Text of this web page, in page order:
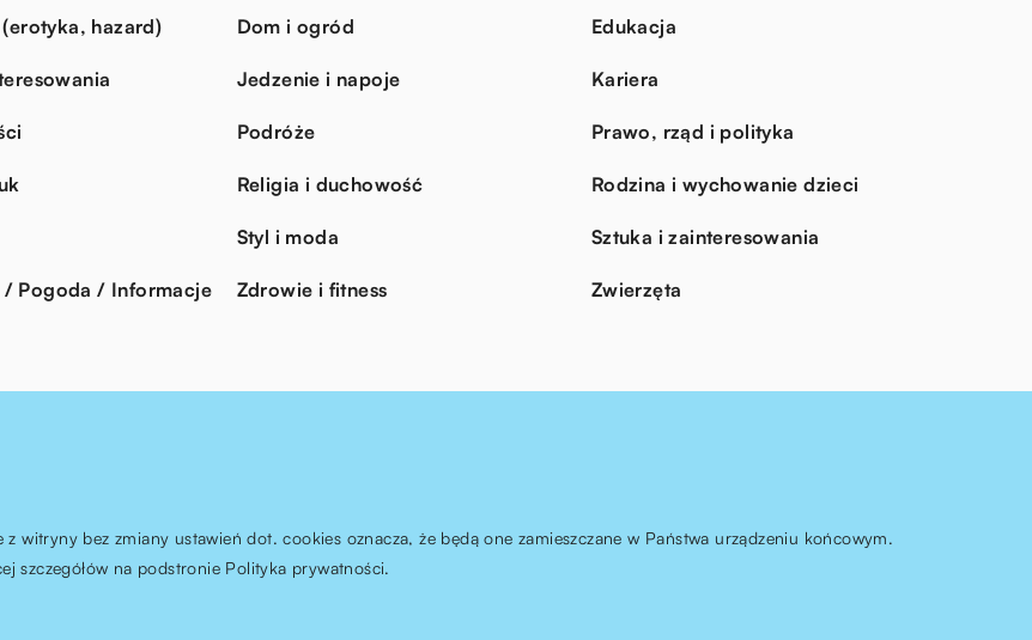
hazard) Dom i ogród Edukacja
Jedzenie i napoje Kariera
Podróże Prawo, rząd i polityka
Religia i duchowość Rodzina i wychowanie dzieci
Styl i moda Sztuka i zainteresowania
Pogoda / Informacje Zdrowie i fitness Zwierzęta
witryny bez zmiany ustawień dot. cookies oznacza, że będą one zamieszczane w Państwa urządzeniu końcowym.
szczegółów na podstronie Polityka prywatności.